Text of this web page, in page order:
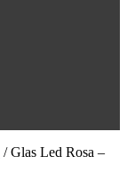
/ Glas Led Rosa –